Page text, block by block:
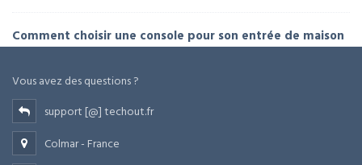
Comment choisir une console pour son entrée de maison
Vous avez des questions ?
support [@] techout.fr
Colmar - France